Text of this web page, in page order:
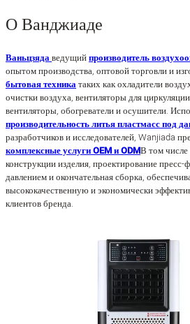
О Ванджиаде
Ваньцзядаведущийпроизводитель
опытом производства, оптовой торговли и
бытовая техникатаких как охладители
очистки воздуха, вентиляторы для
вентиляторы, обогреватели и осушители.
производительность литья пластмасс под
разработчиков и исследователей, Wanjiada
комплексные услуги OEM и ODMВ том числе
конструкции изделия, проектирование
давлением и окончательная сборка,
высококачественную и экономически
клиентов бренда.